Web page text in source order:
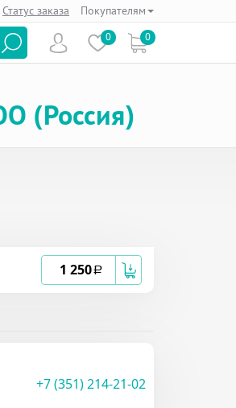
Статус заказа Покупателям
0 0
(Россия)
1 250a
+7 (351) 214-21-02